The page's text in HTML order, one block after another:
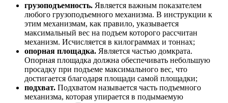
грузоподъемность. Является важным показателем
любого грузоподъемного механизма. В инструкции к
этим механизмам, как правило, указывается
максимальный вес на подъем которого рассчитан
механизм. Исчисляется в килограммах и тоннах;
опорная площадка. Является частью домкрата.
Опорная площадка должна обеспечивать небольшую
просадку при подъеме максимального вес, что
достигается благодаря площади самой площадки;
подхват. Подхватом называется часть подъемного
механизма, которая упирается в подымаемую